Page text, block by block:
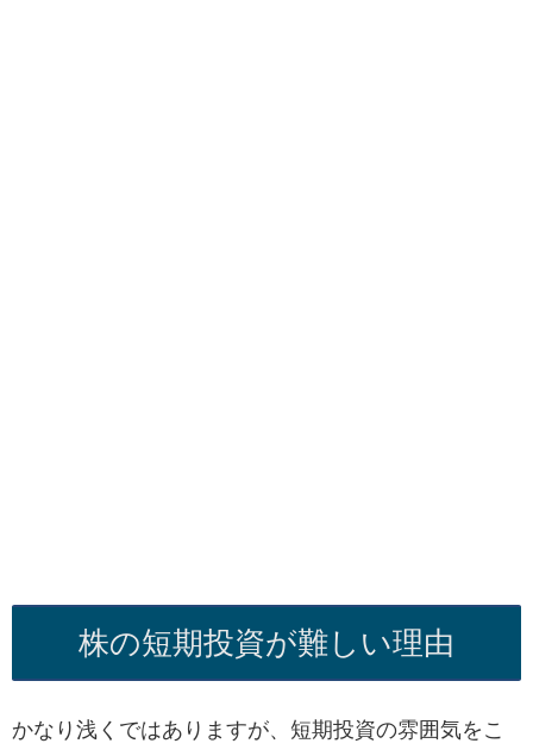
株の短期投資が難しい理由
かなり浅くではありますが、短期投資の雰囲気をこ